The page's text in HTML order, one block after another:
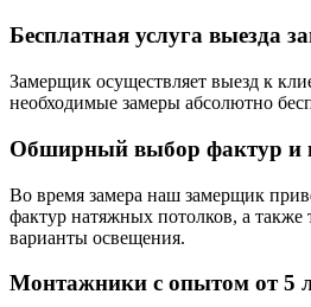
Бесплатная услуга выезда
Замерщик осуществляет выезд к
необходимые замеры абсолютно
Обширный выбор фактур и
Во время замера наш замерщик
фактур натяжных потолков, а также
варианты освещения.
Монтажники с опытом от 5